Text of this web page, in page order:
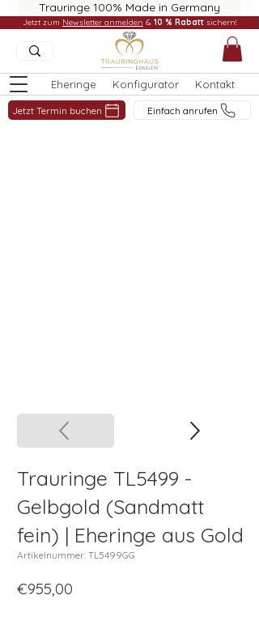
Trauringe 100% Made in Germany
Eheringe Konfigurator Kontakt
Jetzt Termin buchen Einfach anrufen
Jetzt zum Newsletter anmelden & 10 % Rabatt sichern!
Trauringe TL5499 -
Gelbgold (Sandmatt
fein) | Eheringe aus Gold
Artikelnummer: TL5499GG
€955,00